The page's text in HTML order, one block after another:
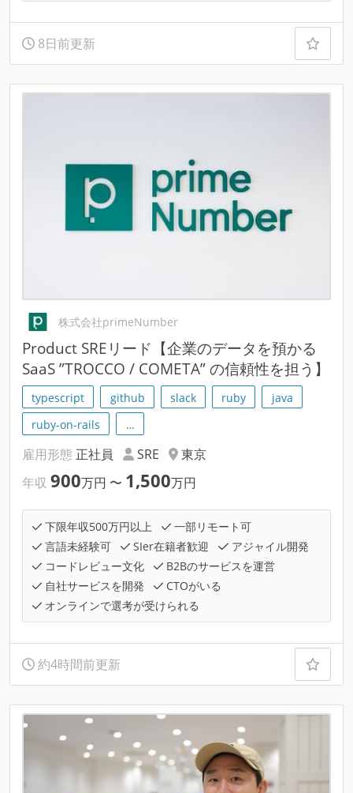
8日前更新
株式会社primeNumber
Product SREリード【企業のデータを預かる
SaaS ”TROCCO / COMETA” の信頼性を担う】
typescript github slack ruby
java
ruby-on-rails
…
雇用形態 正社員 SRE
東京
年収 900万円 〜 1,500万円
下限年収500万円以上
一部リモート可
言語未経験可
SIer在籍者歓迎
アジャイル開発
コードレビュー文化
B2Bのサービスを運営
自社サービスを開発
CTOがいる
オンラインで選考が受けられる
約4時間前更新